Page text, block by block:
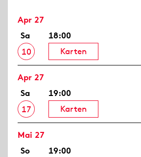
Apr 27
Sa
10
18:00
Karten
Apr 27
Sa
17
19:00
Karten
Mai 27
So
19:00